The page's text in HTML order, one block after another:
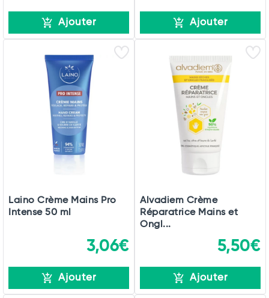
Ajouter Ajouter
Laino Crème Mains Pro
Intense 50 ml
3,06€
Ajouter
Alvadiem Crème
Réparatrice Mains et
Ongl...
5,50€
Ajouter